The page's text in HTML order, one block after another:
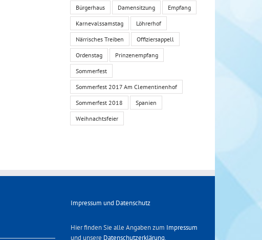
Bürgerhaus Damensitzung Empfang
Karnevalssamstag Löhrerhof
Närrisches Treiben Offiziersappell
Ordenstag Prinzenempfang
Sommerfest
Sommerfest 2017 Am Clementinenhof
Sommerfest 2018 Spanien
Weihnachtsfeier
Impressum und Datenschutz
Hier finden Sie alle Angaben zum Impressum
und unsere Datenschutzerklärung.